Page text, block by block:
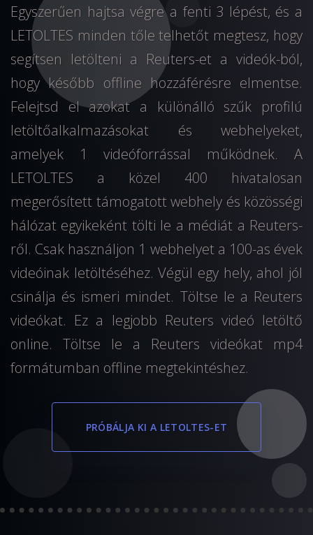
Egyszerűen hajtsa végre a fenti 3 lépést, és a
LETOLTES minden tőle telhetőt megtesz, hogy
segítsen letölteni a Reuters-et a videók-ból,
hogy később offline hozzáférésre elmentse.
Felejtsd el azokat a különálló szűk profilú
letöltőalkalmazásokat és webhelyeket,
amelyek 1 videóforrással működnek. A
LETOLTES a közel 400 hivatalosan
megerősített támogatott webhely és közösségi
hálózat egyikeként tölti le a médiát a Reuters-
ről. Csak használjon 1 webhelyet a 100-as évek
videóinak letöltéséhez. Végül egy hely, ahol jól
csinálja és ismeri mindet. Töltse le a Reuters
videókat. Ez a legjobb Reuters videó letöltő
online. Töltse le a Reuters videókat mp4
formátumban offline megtekintéshez.
PRÓBÁLJA KI A LETOLTES-ET